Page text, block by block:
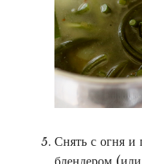
Снять с огня